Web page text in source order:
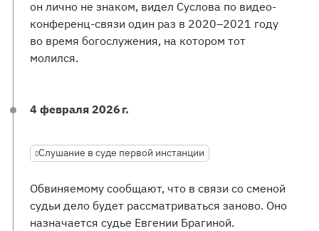
он лично не знаком, видел Суслова по видео-
конференц-связи один раз в 2020–2021 году
во время богослужения, на котором тот
молился.
4 февраля 2026 г.
Слушание в суде первой инстанции
Обвиняемому сообщают, что в связи со сменой
судьи дело будет рассматриваться заново. Оно
назначается судье Евгении Брагиной.